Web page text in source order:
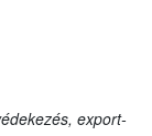
export-